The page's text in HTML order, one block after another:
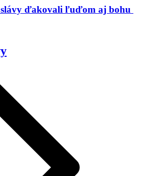
slávy ďakovali ľuďom aj bohu